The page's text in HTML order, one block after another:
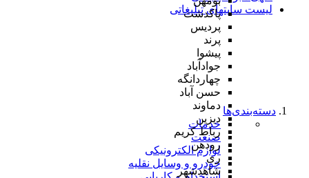
پاکدشت
پردیس
پرند
پیشوا
جوادآباد
چهاردانگه
حسن آباد
دماوند
دیزین
رباط کریم
رودهن
ری
شاهدشهر
لیست سایتهای تبلیغاتی
دسته‌بندی‌ها
خدمات
صنعت
لوازم الکترونیکی
خودرو و وسایل نقلیه